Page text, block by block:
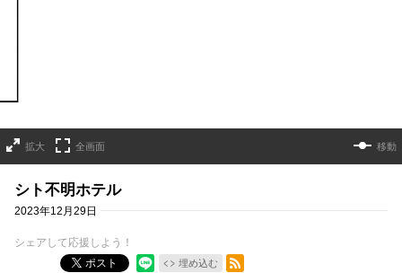
拡大 全画面 移動
シト不明ホテル
2023年12月29日
シェアして応援しよう！
ポスト
埋め込む
RSSフィード